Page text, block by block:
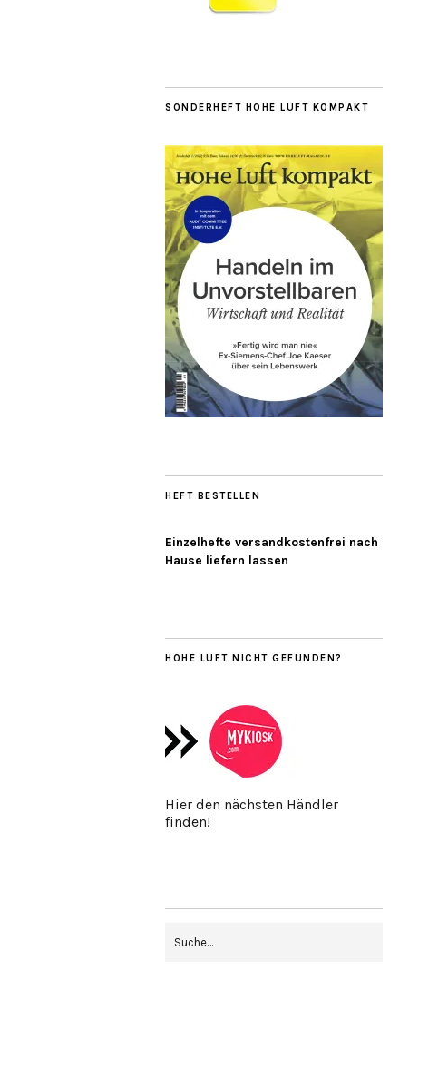
SONDERHEFT HOHE LUFT KOMPAKT
HEFT BESTELLEN
Einzelhefte versandkostenfrei nach
Hause liefern lassen
HOHE LUFT NICHT GEFUNDEN?
Hier den nächsten Händler
finden!